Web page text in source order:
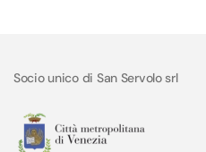
Socio unico di San Servolo srl